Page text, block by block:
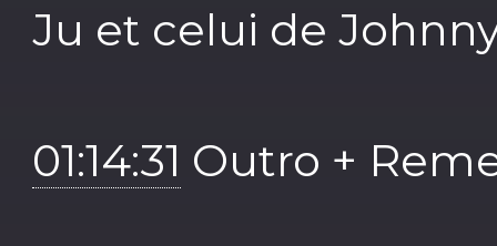
Ju et celui de
01:14:31 Outro +